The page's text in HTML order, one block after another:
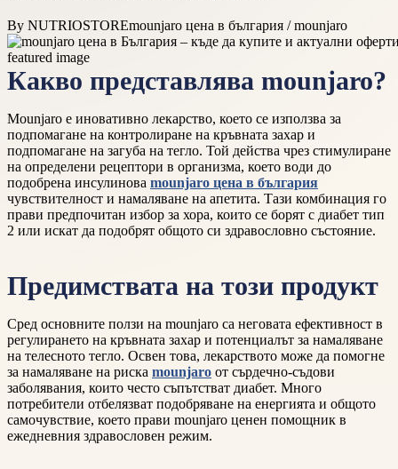
By NUTRIOSTOREmounjaro цена в българия / mounjaro
Какво представлява mounjaro?
Mounjaro е иновативно лекарство, което се използва за
подпомагане на контролиране на кръвната захар и
подпомагане на загуба на тегло. Той действа чрез стимулиране
на определени рецептори в организма, което води до
подобрена инсулинова mounjaro цена в българия
чувствителност и намаляване на апетита. Тази комбинация го
прави предпочитан избор за хора, които се борят с диабет тип
2 или искат да подобрят общото си здравословно състояние.
Предимствата на този продукт
Сред основните ползи на mounjaro са неговата ефективност в
регулирането на кръвната захар и потенциалът за намаляване
на телесното тегло. Освен това, лекарството може да помогне
за намаляване на риска mounjaro от сърдечно-съдови
заболявания, които често съпътстват диабет. Много
потребители отбелязват подобряване на енергията и общото
самочувствие, което прави mounjaro ценен помощник в
ежедневния здравословен режим.